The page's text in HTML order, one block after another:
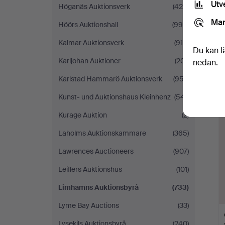
Höganäs Auktionsverk
(425)
Höörs Auktionshall
(995)
Kalmar Auktionsverk
(916)
Karljohan Auktioner
(201)
Karlstad Hammarö Auktionsverk
(957)
Kunst- und Auktionshaus Kleinhenz (541)
Kurage Auktion
(2)
Laholms Auktionskammare
(365)
Lawrences Auctioneers
(907)
Leiflers Auktionshus
(101)
Limhamns Auktionsbyrå
(733)
Lyme Bay Auctions
(33)
Du kan
nedan.